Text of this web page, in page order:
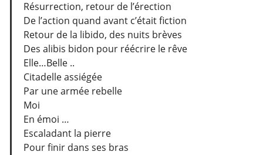
Résurrection, retour de l’érection
De l’action quand avant c’était fiction
Retour de la libido, des nuits brèves
Des alibis bidon pour réécrire le rêve
Elle…Belle ..
Citadelle assiégée
Par une armée rebelle
Moi
En émoi …
Escaladant la pierre
Pour finir dans ses bras